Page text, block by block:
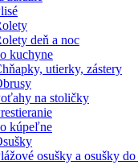
deň a noc
kuchyne
utierky, zástery
na stoličky
kúpeľne
osušky a osušky